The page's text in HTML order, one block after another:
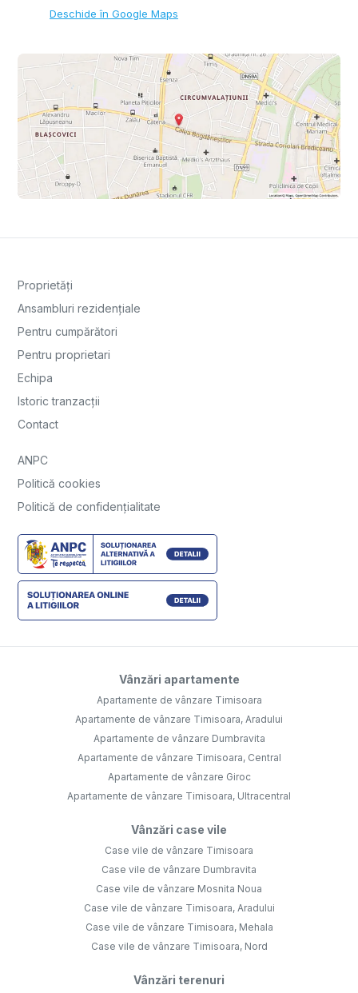
Deschide în Google Maps
Proprietăți
Ansambluri rezidențiale
Pentru cumpărători
Pentru proprietari
Echipa
Istoric tranzacții
Contact
ANPC
Politică cookies
Politică de confidențialitate
Vânzări apartamente
Apartamente de vânzare Timisoara
Apartamente de vânzare Timisoara, Aradului
Apartamente de vânzare Dumbravita
Apartamente de vânzare Timisoara, Central
Apartamente de vânzare Giroc
Apartamente de vânzare Timisoara, Ultracentral
Vânzări case vile
Case vile de vânzare Timisoara
Case vile de vânzare Dumbravita
Case vile de vânzare Mosnita Noua
Case vile de vânzare Timisoara, Aradului
Case vile de vânzare Timisoara, Mehala
Case vile de vânzare Timisoara, Nord
Vânzări terenuri